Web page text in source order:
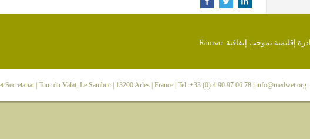
Secretariat| Tour du Valat, Le Sambuc | 13200 Arles | France | Tel: +33 (0) 4 90 97 06 78 | info@medwet.org